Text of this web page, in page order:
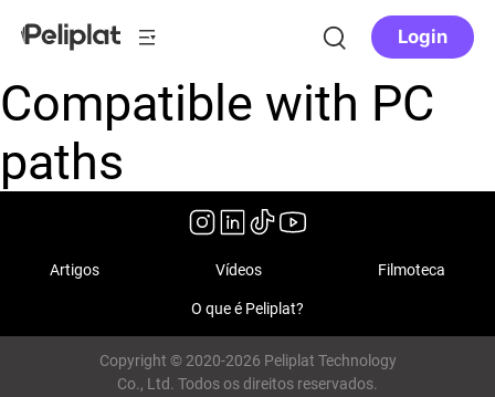
Login
Compatible with PC
paths
Artigos Vídeos Filmoteca
O que é Peliplat?
Copyright © 2020-2026 Peliplat Technology
Co., Ltd. Todos os direitos reservados.